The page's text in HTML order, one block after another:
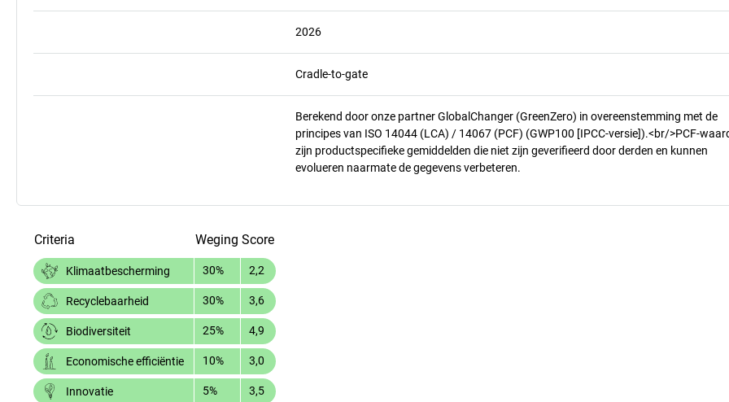
2026
Cradle-to-gate
Berekend door onze partner GlobalChanger (GreenZero) in overeenstemming met de
principes van ISO 14044 (LCA) / 14067 (PCF) (GWP100 [IPCC-versie]).<br/>PCF-
zijn productspecifieke gemiddelden die niet zijn geverifieerd door derden en kunnen
evolueren naarmate de gegevens verbeteren.
Criteria Weging Score
Klimaatbescherming 30% 2,2
Recyclebaarheid 30% 3,6
Biodiversiteit 25% 4,9
Economische efficiëntie 10% 3,0
Innovatie 5% 3,5